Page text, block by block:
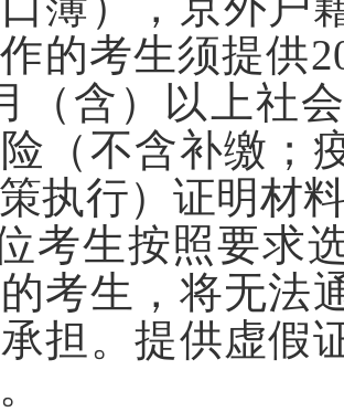
的考生须提供
（含）以上社
（不含补缴；
执行）证明材
考生按照要求
考生，将无法
担。提供虚假